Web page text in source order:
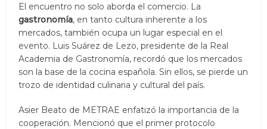
El encuentro no solo aborda el comercio. La
gastronomía, en tanto cultura inherente a los
mercados, también ocupa un lugar especial en el
evento. Luis Suárez de Lezo, presidente de la Real
Academia de Gastronomía, recordó que los mercados
son la base de la cocina española. Sin ellos, se pierde un
trozo de identidad culinaria y cultural del país.
Asier Beato de METRAE enfatizó la importancia de la
cooperación. Mencionó que el primer protocolo